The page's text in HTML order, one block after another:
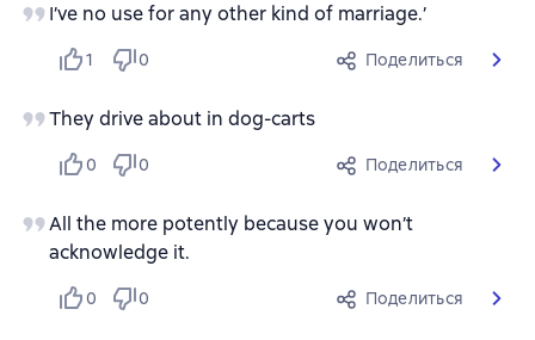
I’ve no use for any other kind of marriage.’
1 0 Поделиться
They drive about in dog-carts
0 0 Поделиться
All the more potently because you won’t
acknowledge it.
0 0 Поделиться